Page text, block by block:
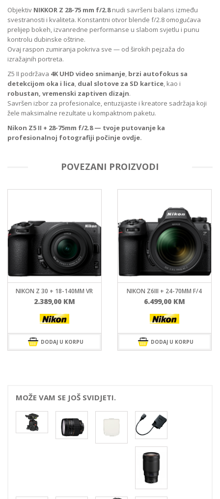
Objektiv NIKKOR Z 28-75 mm f/2.8nudi savršeni balans između
svestranosti i kvaliteta. Konstantni otvor blende f/2.8 omogućava
prelijep bokeh, izvanredne performanse u slabom svjetlu i punu
kontrolu dubinske oštrine.
Ovaj raspon zumiranja pokriva sve — od širokih pejzaža do
izražajnih portreta.
Z5 II podržava 4K UHD video snimanje brzi autofokus sa
detekcijom oka i lica dual slotove za SD kartice , kao i
robustan, vremenski zaptiven dizajn.
Savršen izbor za profesionalce, entuzijaste i kreatore sadržaja koji
žele maksimalne rezultate u kompaktnom paketu.
Nikon Z5 II + 28-75mm f/2.8 — tvoje putovanje ka
profesionalnoj fotografiji počinje ovdje.
POVEZANI PROIZVODI
NIKON Z 30 + 18-140MM VR
2.389,00 KM
DODAJ U KORPU
NIKON Z6III + 24-70MM F/4
6.499,00 KM
DODAJ U KORPU
MOŽE VAM SE JOŠ SVIDJETI.